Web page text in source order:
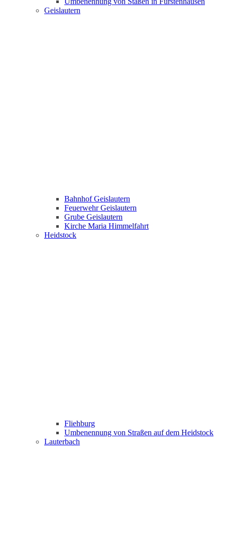
Geislautern
Bahnhof Geislautern
Feuerwehr Geislautern
Grube Geislautern
Kirche Maria Himmelfahrt
Heidstock
Fliehburg
Umbenennung von Straßen auf dem Heidstock
Lauterbach